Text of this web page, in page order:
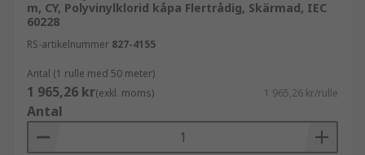
m, CY, Polyvinylklorid kåpa Flertrådig, Skärmad, IEC
60228
RS-artikelnummer 827-4155
Antal (1 rulle med 50 meter)
1 965,26 kr(exkl. moms) 1 965,26 kr/rulle
Antal